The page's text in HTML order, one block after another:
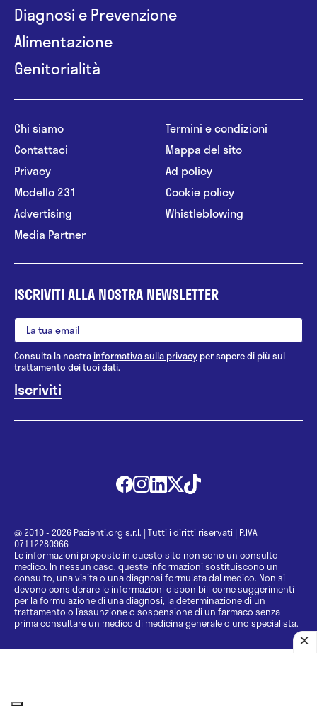
Diagnosi e Prevenzione
Alimentazione
Genitorialità
Chi siamo
Contattaci
Privacy
Modello 231
Advertising
Media Partner
Termini e condizioni
Mappa del sito
Ad policy
Cookie policy
Whistleblowing
ISCRIVITI ALLA NOSTRA NEWSLETTER
Consulta la nostrainformativa sulla privacy per sapere di più sul
trattamento dei tuoi dati.
@ 2010 - 2026 Pazienti.org s.r.l. | Tutti i diritti riservati | P.IVA
07112280966
Le informazioni proposte in questo sito non sono un consulto
medico. In nessun caso, queste informazioni sostituiscono un
consulto, una visita o una diagnosi formulata dal medico. Non si
devono considerare le informazioni disponibili come suggerimenti
per la formulazione di una diagnosi, la determinazione di un
trattamento o l’assunzione o sospensione di un farmaco senza
prima consultare un medico di medicina generale o uno specialista.